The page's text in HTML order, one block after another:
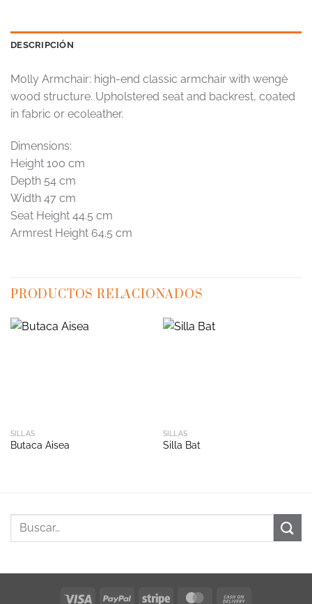
DESCRIPCIÓN
Molly Armchair: high-end classic armchair with wengè
wood structure. Upholstered seat and backrest, coated
in fabric or ecoleather.
Dimensions:
Height 100 cm
Depth 54 cm
Width 47 cm
Seat Height 44.5 cm
Armrest Height 64.5 cm
PRODUCTOS RELACIONADOS
SILLAS
Butaca Aisea
SILLAS
Silla Bat
Visa PayPal Stripe MasterCard